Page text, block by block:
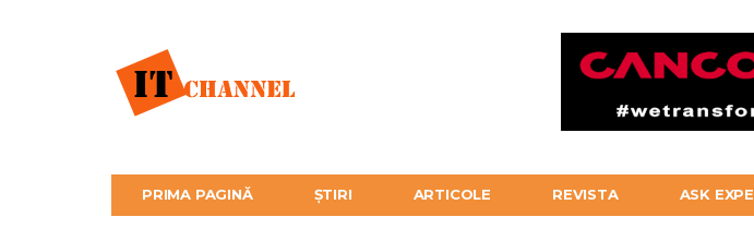
PRIMA PAGINĂ ȘTIRI ARTICOLE REVISTA ASK